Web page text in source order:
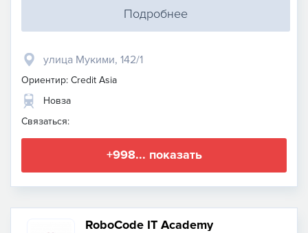
Подробнее
улица Мукими, 142/1
Ориентир: Credit Asia
Новза
Связаться:
+998... показать
RoboCode IT Academy